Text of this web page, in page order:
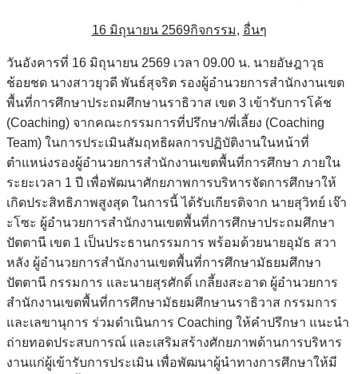
16 มิถุนายน 2569กิจกรรม, อื่นๆ
วันอังคารที่ 16 มิถุนายน 2569 เวลา 09.00 น. นายอัษฎาวุธ
ช้อยชด นางสาวยุวดี พันธ์สุจริต รองผู้อำนวยการสำนักงานเขต
พื้นที่การศึกษาประถมศึกษานราธิวาส เขต 3 เข้ารับการโค้ช
(Coaching) จากคณะกรรมการที่ปรึกษา/พี่เลี้ยง (Coaching
Team) ในการประเมินสัมฤทธิผลการปฏิบัติงานในหน้าที่
ตำแหน่งรองผู้อำนวยการสำนักงานเขตพื้นที่การศึกษา ภายใน
ระยะเวลา 1 ปี เพื่อพัฒนาศักยภาพการบริหารจัดการศึกษาให้
เกิดประสิทธิภาพสูงสุด ในการนี้ ได้รับเกียรติจาก นายสุวิทย์ เจ๊า
ะโซะ ผู้อำนวยการสำนักงานเขตพื้นที่การศึกษาประถมศึกษา
ปัตตานี เขต 1 เป็นประธานกรรมการ พร้อมด้วยนายอุมัธ สวา
หลัง ผู้อำนวยการสำนักงานเขตพื้นที่การศึกษามัธยมศึกษา
ปัตตานี กรรมการ และนายสุรศักดิ์ เกลี้ยงสะอาด ผู้อำนวยการ
สำนักงานเขตพื้นที่การศึกษามัธยมศึกษานราธิวาส กรรมการ
และเลขานุการ ร่วมดำเนินการ Coaching ให้คำปรึกษา แนะนำ
ถ่ายทอดประสบการณ์ และเสริมสร้างศักยภาพด้านการบริหาร
งานแก่ผู้เข้ารับการประเมิน เพื่อพัฒนาผู้นำทางการศึกษาให้มี